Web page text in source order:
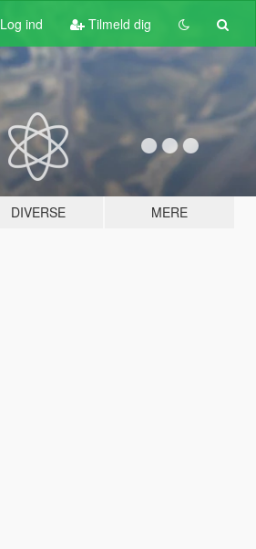
Log ind Tilmeld dig
DIVERSE MERE